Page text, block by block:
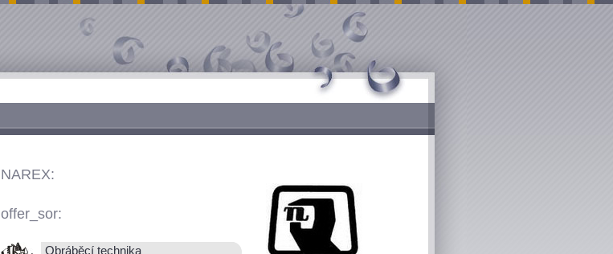
NAREX:
offer_sor:
Obráběcí technika